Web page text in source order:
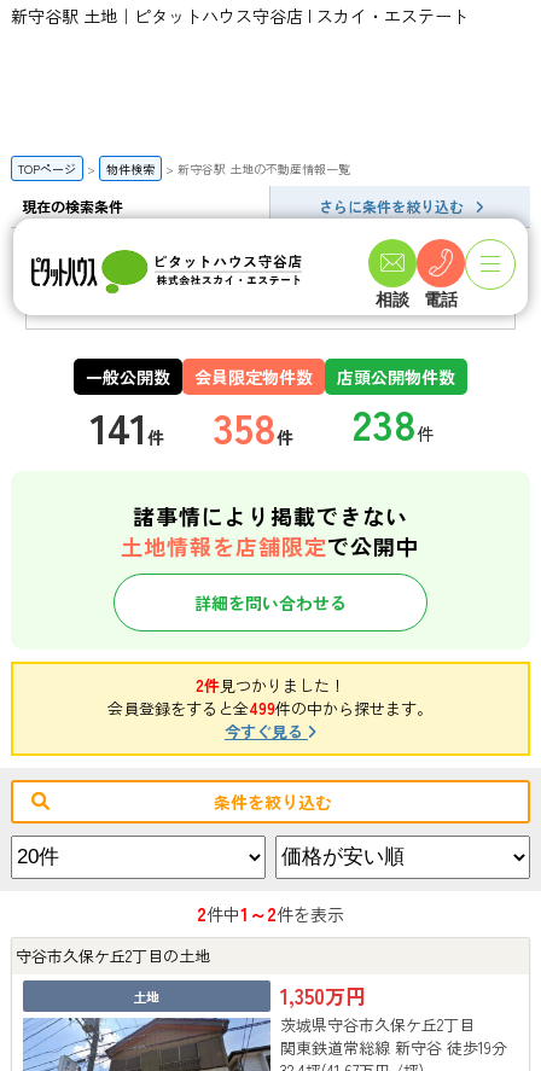
新守谷駅 土地｜ピタットハウス守谷店 | スカイ・エステート
相談 電話
TOPページ 物件検索 新守谷駅 土地の不動産情報一覧
現在の検索条件 さらに条件を絞り込む
新守谷駅 土地の検索結果一覧
この条件で新着メールを登録
一般公開数
141件
会員限定物件数
358件
店頭公開物件数
諸事情により掲載できない
土地情報を店舗限定で公開中
詳細を問い合わせる
2件見つかりました！
会員登録をすると全499件の中から探せます。
今すぐ見る
条件を絞り込む
2件中1～2件を表示
守谷市久保ケ丘2丁目の土地
土地 1,350万円
茨城県守谷市久保ケ丘2丁目
関東鉄道常総線 新守谷 徒歩19分